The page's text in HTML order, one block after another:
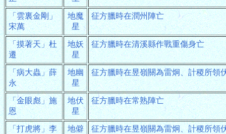
「雲裏金剛」
宋萬
地魔
星
征方臘時在潤州陣亡
「摸著天」杜
遷
地妖
星
征方臘時在清溪縣作戰重傷身亡
「病大蟲」薛
永
地幽
星
征方臘時在昱嶺關為雷炯、計稷所領
「金眼彪」施
恩
地伏
星
征方臘時在常熟陣亡
「打虎將」李
地僻
征方臘時在昱嶺關為雷炯、計稷所領